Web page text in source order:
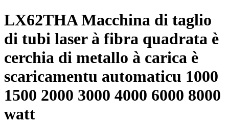
LX62THA Macchina di taglio
di tubi laser à fibra quadrata è
cerchia di metallo à carica è
scaricamentu automaticu 1000
1500 2000 3000 4000 6000 8000
watt